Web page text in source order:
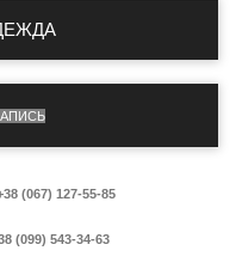
(067) 127-55-85
(099) 543-34-63